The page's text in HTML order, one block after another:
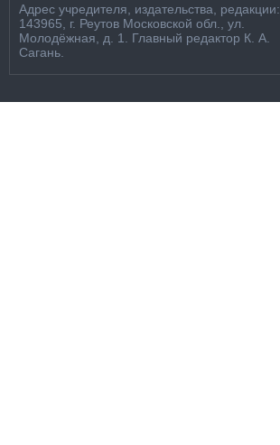
Адрес учредителя, издательства, редакции:
143965, г. Реутов Московской обл., ул.
Молодёжная, д. 1. Главный редактор К. А.
Сагань.